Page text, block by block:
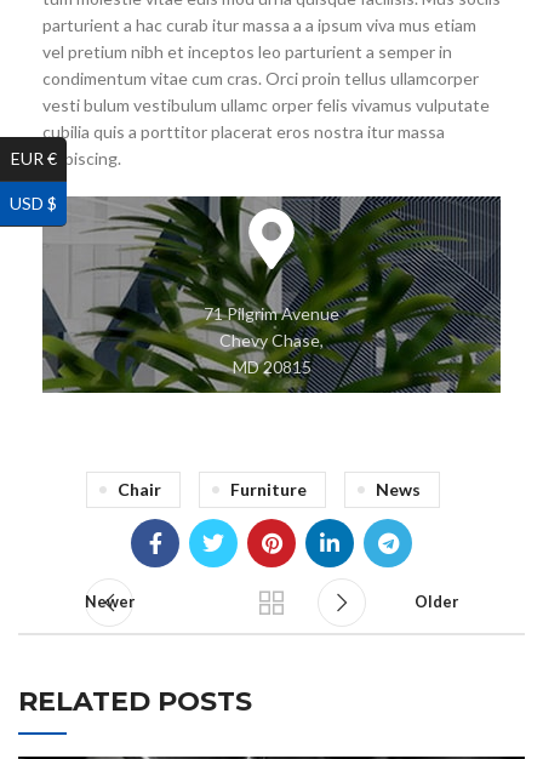
parturient a hac curab itur massa a a ipsum viva mus etiam
vel pretium nibh et inceptos leo parturient a semper in
condimentum vitae cum cras. Orci proin tellus ullamcorper
vesti bulum vestibulum ullamc orper felis vivamus vulputate
cubilia quis a porttitor placerat eros nostra itur massa
adipiscing.
71 Pilgrim Avenue
Chevy Chase,
MD 20815
Chair Furniture News
Newer Older
RELATED POSTS
EUR €
USD $